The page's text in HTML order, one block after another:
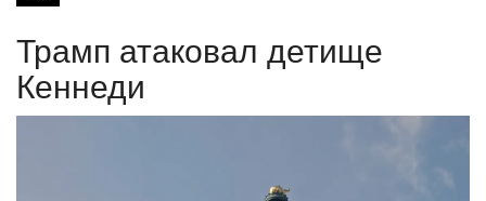
ПАВЛОДАРСКАЯ ОБЛАСТЬ
Трамп атаковал детище
Кеннеди